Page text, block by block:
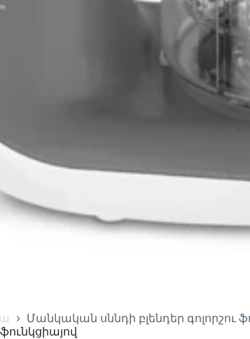
Մանկական սննդի բլենդեր գոլորշու